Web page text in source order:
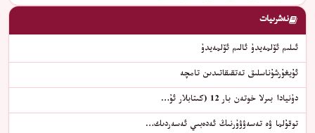
نەشرىيات
ئىلىم ئۆلمەيدۇ ئالىم ئۆلمەيدۇ
ئۇيغۇرشۇناسلىق تەتقىقاتىدىن تامچە
دۇنيادا بىرلا خوتەن بار 12 (كىتابلار ئۇ…
توقۇلما ۋە تەسەۋۋۇرنىڭ ئەدەبىي ئەسەردىك…